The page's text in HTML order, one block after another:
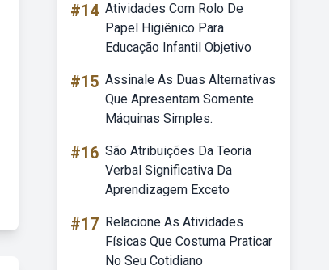
#14 Atividades Com Rolo De
Papel Higiênico Para
Educação Infantil Objetivo
#15 Assinale As Duas Alternativas
Que Apresentam Somente
Máquinas Simples.
#16 São Atribuições Da Teoria
Verbal Significativa Da
Aprendizagem Exceto
#17 Relacione As Atividades
Físicas Que Costuma Praticar
No Seu Cotidiano